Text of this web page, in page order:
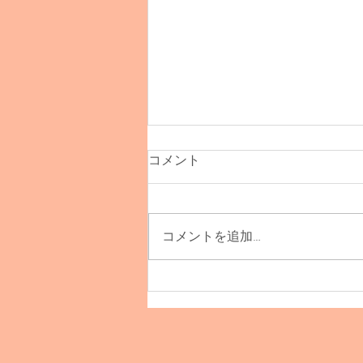
TOINOU受注販売会！
コメント
コメントを追加…